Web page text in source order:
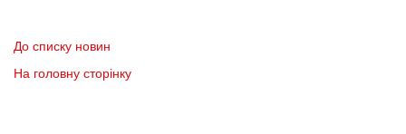
До списку новин
На головну сторінку